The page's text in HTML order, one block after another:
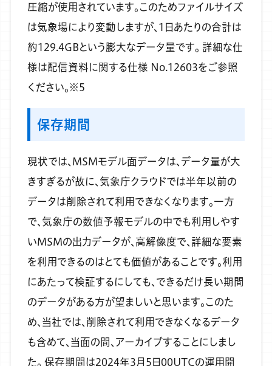
圧縮が使用されています。このためファイルサイズ
は気象場により変動しますが、1日あたりの合計は
約129.4GBという膨大なデータ量です。 詳細な仕
様は配信資料に関する仕様 No.12603をご参照
ください。※5
保存期間
現状では、MSMモデル面データは、データ量が大
きすぎるが故に、気象庁クラウドでは半年以前の
データは削除されて利用できなくなります。一方
で、気象庁の数値予報モデルの中でも利用しやす
いMSMの出力データが、高解像度で、詳細な要素
を利用できるのはとても価値があることです。利用
にあたって検証するにしても、できるだけ長い期間
のデータがある方が望ましいと思います。このた
め、当社では、削除されて利用できなくなるデータ
も含めて、当面の間、アーカイブすることにしまし
た。 保存期間は2024年3月5日00UTCの運用開